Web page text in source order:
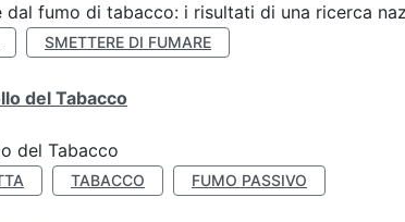
fumo di tabacco: i risultati di una ricerca
SMETTERE DI FUMARE
del Tabacco
del Tabacco
TABACCO FUMO PASSIVO